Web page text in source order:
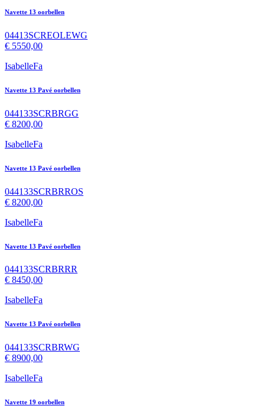
Navette 13 oorbellen
04413SCREOLEWG
€ 5550,00
IsabelleFa
Navette 13 Pavé oorbellen
044133SCRBRGG
€ 8200,00
IsabelleFa
Navette 13 Pavé oorbellen
044133SCRBRROS
€ 8200,00
IsabelleFa
Navette 13 Pavé oorbellen
044133SCRBRRR
€ 8450,00
IsabelleFa
Navette 13 Pavé oorbellen
044133SCRBRWG
€ 8900,00
IsabelleFa
Navette 19 oorbellen